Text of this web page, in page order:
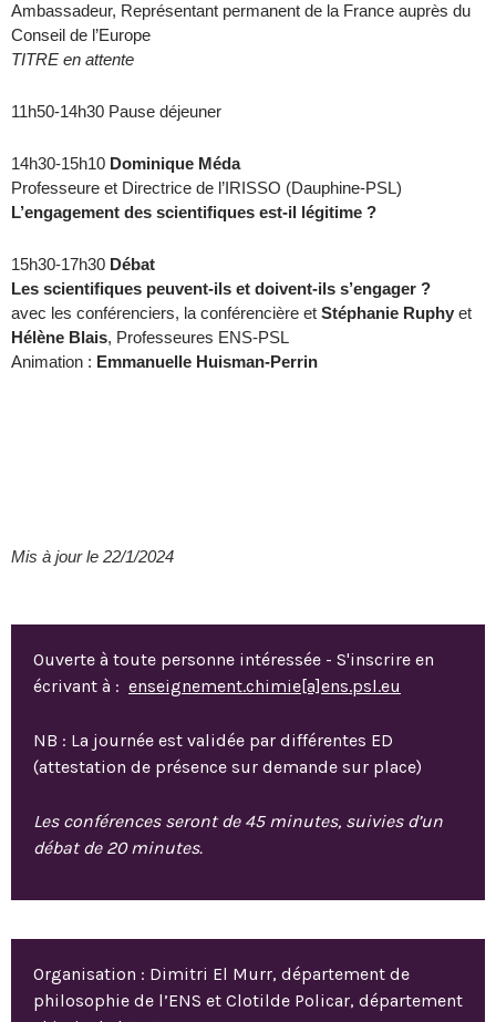
Ambassadeur, Représentant permanent de la France auprès du
Conseil de l’Europe
TITRE en attente
11h50-14h30 Pause déjeuner
14h30-15h10 Dominique Méda
Professeure et Directrice de l’IRISSO (Dauphine-PSL)
L’engagement des scientifiques est-il légitime ?
15h30-17h30 Débat
Les scientifiques peuvent-ils et doivent-ils s’engager ?
avec les conférenciers, la conférencière et Stéphanie Ruphy et
Hélène Blais, Professeures ENS-PSL
Animation : Emmanuelle Huisman-Perrin
Mis à jour le 22/1/2024
Ouverte à toute personne intéressée - S'inscrire en
écrivant à : enseignement.chimie[a]ens.psl.eu
NB : La journée est validée par différentes ED
(attestation de présence sur demande sur place)
Les conférences seront de 45 minutes, suivies d’un
débat de 20 minutes.
Organisation : Dimitri El Murr, département de
philosophie de l’ENS et Clotilde Policar, département